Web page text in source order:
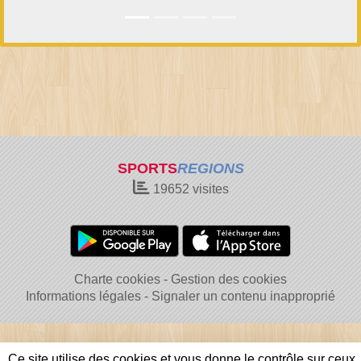
SPORTSREGIONS
19652 visites
Charte cookies
Gestion des cookies
Informations légales
Signaler un contenu inapproprié